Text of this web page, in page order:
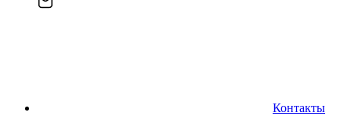
Контакты